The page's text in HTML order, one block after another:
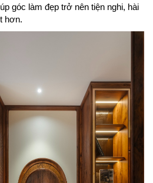
góc làm đẹp trở nên tiện nghi, hài
hơn.